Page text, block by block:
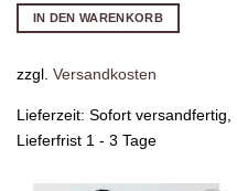
IN DEN WARENKORB
zzgl. Versandkosten
Lieferzeit: Sofort versandfertig,
Lieferfrist 1 - 3 Tage